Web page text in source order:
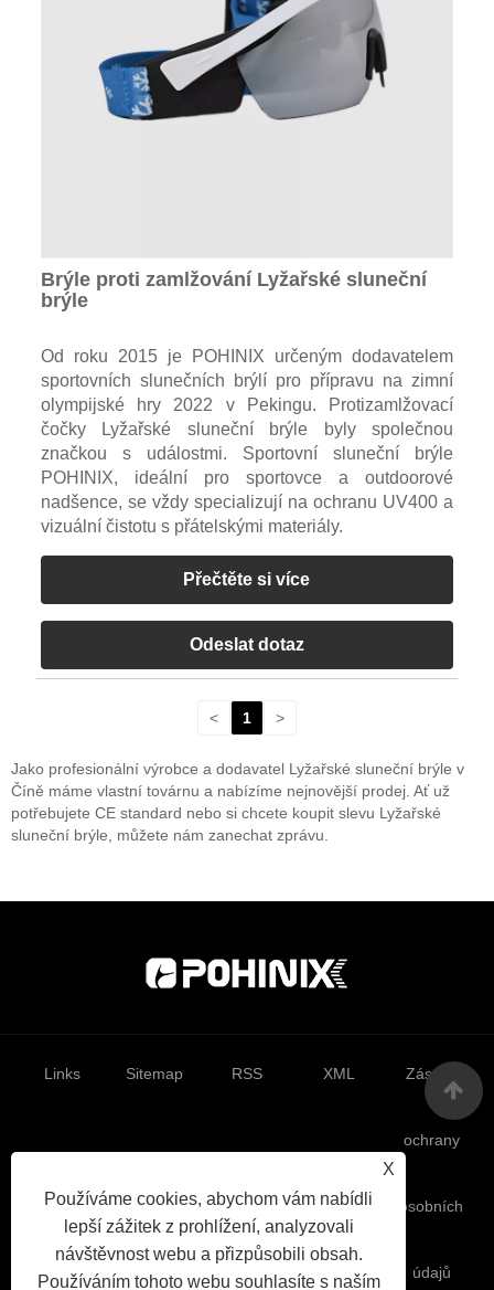
Brýle proti zamlžování Lyžařské sluneční
brýle
Od roku 2015 je POHINIX určeným dodavatelem
sportovních slunečních brýlí pro přípravu na zimní
olympijské hry 2022 v Pekingu. Protizamlžovací
čočky Lyžařské sluneční brýle byly společnou
značkou s událostmi. Sportovní sluneční brýle
POHINIX, ideální pro sportovce a outdoorové
nadšence, se vždy specializují na ochranu UV400 a
vizuální čistotu s přátelskými materiály.
Přečtěte si více
Odeslat dotaz
< 1 >
Jako profesionální výrobce a dodavatel Lyžařské sluneční brýle v
Číně máme vlastní továrnu a nabízíme nejnovější prodej. Ať už
potřebujete CE standard nebo si chcete koupit slevu Lyžařské
sluneční brýle, můžete nám zanechat zprávu.
X
Používáme cookies, abychom vám nabídli
lepší zážitek z prohlížení, analyzovali
návštěvnost webu a přizpůsobili obsah.
Používáním tohoto webu souhlasíte s naším
Links Sitemap RSS XML Zásady
ochrany
osobních
údajů